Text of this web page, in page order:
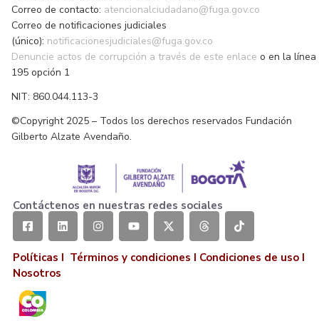
Correo de contacto: atencionalciudadano@fuga.gov.co
Correo de notificaciones judiciales
(único): notificacionesjudiciales@fuga.gov.co
Denuncie actos de corrupción a través de este enlace o en la línea
195 opción 1
NIT: 860.044.113-3
©Copyright 2025 – Todos los derechos reservados Fundación
Gilberto Alzate Avendaño.
Contáctenos en nuestras redes sociales
Políticas I Términos y condiciones I Condiciones de uso I
Nosotros